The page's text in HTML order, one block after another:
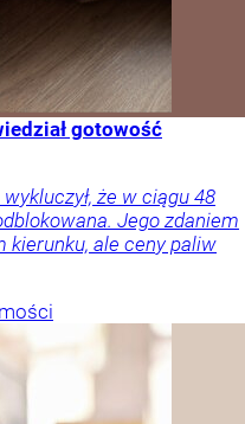
gotowość
że w ciągu 48
Jego zdaniem
kierunku, ale ceny paliw